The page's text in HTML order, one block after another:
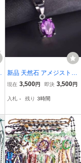
新品 天然石 アメジスト
オーバルネックレス シル
メジストネックレス 天然
紫 送料無料
現在 3,500円 即決 3,500円
入札 - 残り 3時間